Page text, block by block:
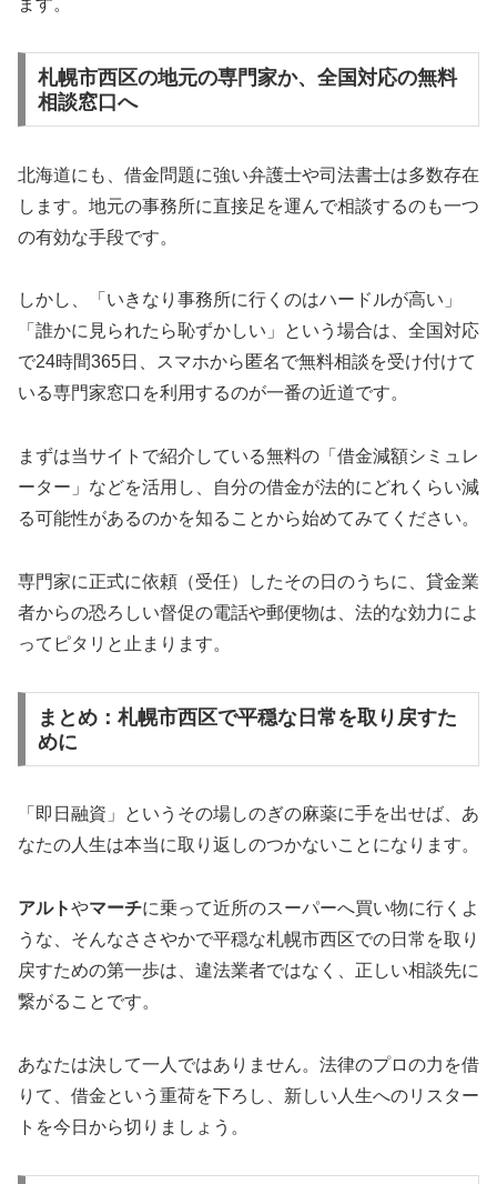
ます。
札幌市西区の地元の専門家か、全国対応の無料
相談窓口へ
北海道にも、借金問題に強い弁護士や司法書士は多数存在
します。地元の事務所に直接足を運んで相談するのも一つ
の有効な手段です。
しかし、「いきなり事務所に行くのはハードルが高い」
「誰かに見られたら恥ずかしい」という場合は、全国対応
で24時間365日、スマホから匿名で無料相談を受け付けて
いる専門家窓口を利用するのが一番の近道です。
まずは当サイトで紹介している無料の「借金減額シミュレ
ーター」などを活用し、自分の借金が法的にどれくらい減
る可能性があるのかを知ることから始めてみてください。
専門家に正式に依頼（受任）したその日のうちに、貸金業
者からの恐ろしい督促の電話や郵便物は、法的な効力によ
ってピタリと止まります。
まとめ：札幌市西区で平穏な日常を取り戻すた
めに
「即日融資」というその場しのぎの麻薬に手を出せば、あ
なたの人生は本当に取り返しのつかないことになります。
アルトやマーチに乗って近所のスーパーへ買い物に行くよ
うな、そんなささやかで平穏な札幌市西区での日常を取り
戻すための第一歩は、違法業者ではなく、正しい相談先に
繋がることです。
あなたは決して一人ではありません。法律のプロの力を借
りて、借金という重荷を下ろし、新しい人生へのリスター
トを今日から切りましょう。